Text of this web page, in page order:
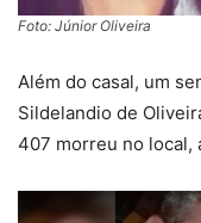
Foto: Júnior Oliveira
Além do casal, um
Sildelandio de
407 morreu no local,